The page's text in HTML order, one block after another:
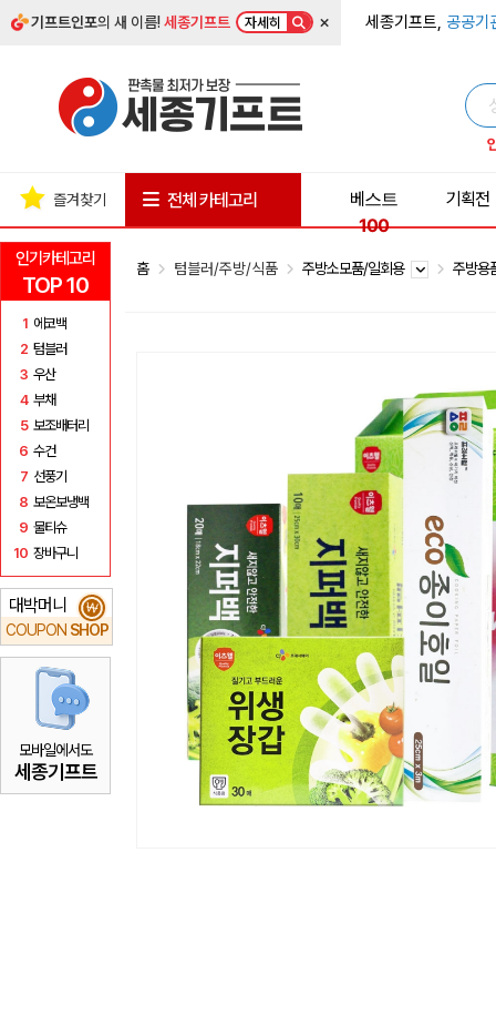
기프트인포의 새 이름!세종기프트 자세히 × 세종기프트, 공공기
인기카테고리
TOP 10
1 에코백
2 텀블러
3 우산
4 부채
5 보조배터리
6 수건
7 선풍기
8 보온보냉백
9 물티슈
10 장바구니
대박머니
COUPON SHOP
₩
모바일에서도
세종기프트
즐겨찾기 전체 카테고리
베스트
100
기획전
홈 텀블러/주방/식품 주방소모품/일회용 주방